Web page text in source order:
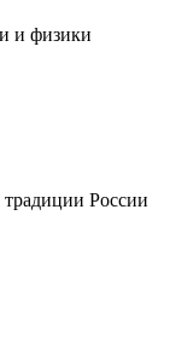
и физики
традиции России